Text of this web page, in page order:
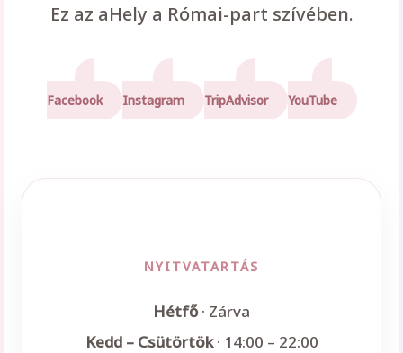
Ez az aHely a Római-part szívében.
Facebook Instagram TripAdvisor YouTube
NYITVATARTÁS
Hétfő· Zárva
Kedd – Csütörtök· 14:00 – 22:00